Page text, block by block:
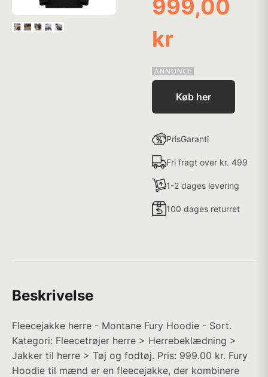
999,00
kr
Køb her
PrisGaranti
Fri fragt over kr. 499
1-2 dages levering
100 dages returret
Beskrivelse
Fleecejakke herre - Montane Fury Hoodie - Sort.
Kategori: Fleecetrøjer herre > Herrebeklædning >
Jakker til herre > Tøj og fodtøj. Pris: 999.00 kr. Fury
Hoodie til mænd er en fleecejakke, der kombinere